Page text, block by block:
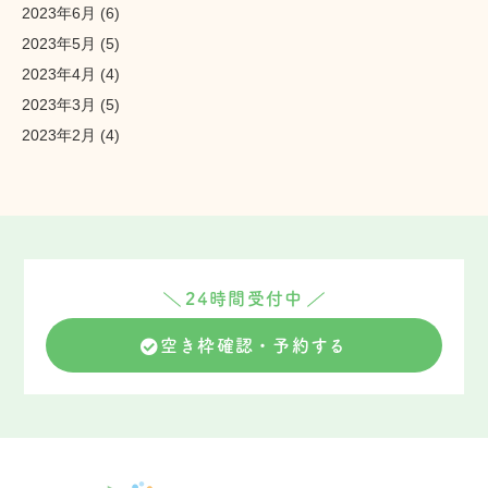
2023年6月 (6)
2023年5月 (5)
2023年4月 (4)
2023年3月 (5)
2023年2月 (4)
24時間受付中
空き枠確認・予約する